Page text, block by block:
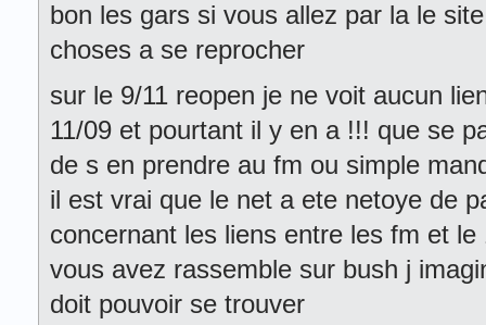
bon les gars si vous allez par la le
choses a se reprocher
sur le 9/11 reopen je ne voit aucun
11/09 et pourtant il y en a !!! que se
de s en prendre au fm ou simple
il est vrai que le net a ete netoye de
concernant les liens entre les fm et
vous avez rassemble sur bush j
doit pouvoir se trouver